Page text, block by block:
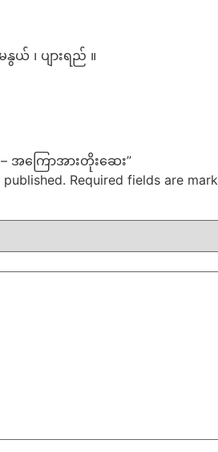
နွယ် ၊ ပျားရည် ။
– အကြောအားတိုးဆေး”
Required fields are